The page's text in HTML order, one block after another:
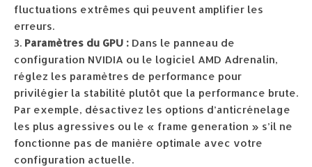
fluctuations extrêmes qui peuvent amplifier les
erreurs.
Paramètres du GPU : Dans le panneau de
configuration NVIDIA ou le logiciel AMD Adrenalin,
réglez les paramètres de performance pour
privilégier la stabilité plutôt que la performance brute.
Par exemple, désactivez les options d’anticrénelage
les plus agressives ou le « frame generation » s’il ne
fonctionne pas de manière optimale avec votre
configuration actuelle.